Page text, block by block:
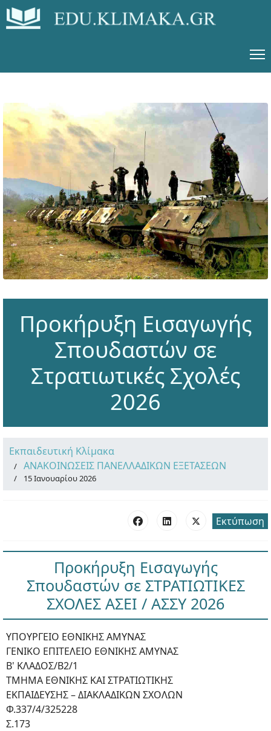
Προκήρυξη Εισαγωγής
Σπουδαστών σε
Στρατιωτικές Σχολές
2026
Εκπαιδευτική Κλίμακα
ΑΝΑΚΟΙΝΩΣΕΙΣ ΠΑΝΕΛΛΑΔΙΚΩΝ ΕΞΕΤΑΣΕΩΝ
15 Ιανουαρίου 2026
Εκτύπωση
Προκήρυξη Εισαγωγής
Σπουδαστών σε ΣΤΡΑΤΙΩΤΙΚΕΣ
ΣΧΟΛΕΣ ΑΣΕΙ / ΑΣΣΥ 2026
ΥΠΟΥΡΓΕΙΟ ΕΘΝΙΚΗΣ ΑΜΥΝΑΣ
ΓΕΝΙΚΟ ΕΠΙΤΕΛΕΙΟ ΕΘΝΙΚΗΣ ΑΜΥΝΑΣ
Β' ΚΛΑΔΟΣ/Β2/1
ΤΜΗΜΑ ΕΘΝΙΚΗΣ ΚΑΙ ΣΤΡΑΤΙΩΤΙΚΗΣ
ΕΚΠΑΙΔΕΥΣΗΣ – ΔΙΑΚΛΑΔΙΚΩΝ ΣΧΟΛΩΝ
Φ.337/4/325228
Σ.173